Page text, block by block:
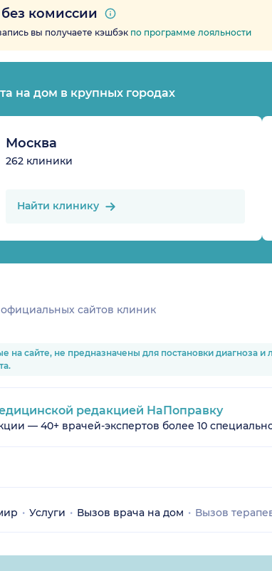
комиссии
вы получаете кэшбэк по программе лояльности
на дом в крупных городах
Москва
262 клиники
Найти клинику
сайтов клиник
на сайте, не предназначены для постановки диагноза
редакцией НаПоправку
— 40+ врачей-экспертов более 10
Услуги Вызов врача на дом Вызов